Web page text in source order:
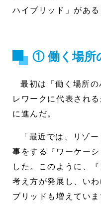
ハイブリッド」がある
① 働く場所
最初は「働く場所
レワークに代表され
に進んだ。
「最近では、リゾ
事をする『ワーケー
した。このように、
考え方が発展し、い
ブリッドも増えてい